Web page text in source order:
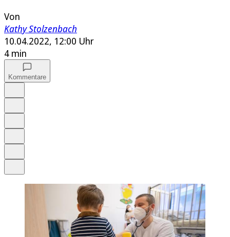
Von
Kathy Stolzenbach
10.04.2022, 12:00 Uhr
4 min
Kommentare